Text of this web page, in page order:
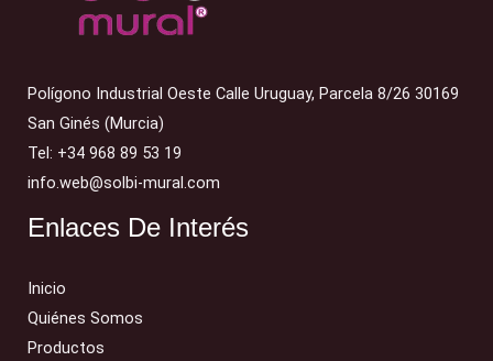
Polígono Industrial Oeste Calle Uruguay, Parcela 8/26 30169
San Ginés (Murcia)
Tel: +34 968 89 53 19
info.web@solbi-mural.com
Enlaces De Interés
Inicio
Quiénes Somos
Productos